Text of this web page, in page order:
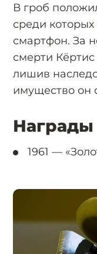
В гроб
среди
смартфон. За
смерти
лишив
имущество он
Награды
1961 —